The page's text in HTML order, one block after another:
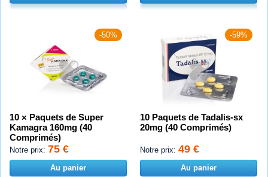
-50%
10 × Paquets de Super
Kamagra 160mg (40
Comprimés)
Notre prix: 75 €
Au panier
-59%
10 Paquets de Tadalis-sx
20mg (40 Comprimés)
Notre prix: 49 €
Au panier